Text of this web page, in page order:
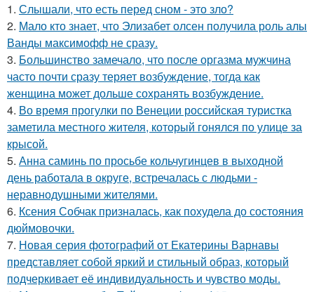
1. Слышали, что есть перед сном - это зло?
2. Мало кто знает, что Элизабет олсен получила роль алы
Ванды максимофф не сразу.
3. Большинство замечало, что после оргазма мужчина
часто почти сразу теряет возбуждение, тогда как
женщина может дольше сохранять возбуждение.
4. Во время прогулки по Венеции российская туристка
заметила местного жителя, который гонялся по улице за
крысой.
5. Анна саминь по просьбе кольчугинцев в выходной
день работала в округе, встречалась с людьми -
неравнодушными жителями.
6. Ксения Собчак призналась, как похудела до состояния
дюймовочки.
7. Новая серия фотографий от Екатерины Варнавы
представляет собой яркий и стильный образ, который
подчеркивает её индивидуальность и чувство моды.